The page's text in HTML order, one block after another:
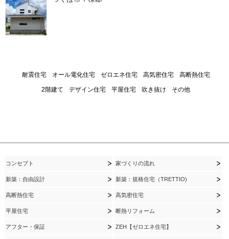
耐震住宅 オール電化住宅 ゼロエネ住宅 高気密住宅 高断熱住宅
2階建て デザイン住宅 平屋住宅 吹き抜け その他
コンセプト 家づくりの流れ
新築：自由設計 新築：規格住宅（TRETTIO)
高断熱住宅 高気密住宅
平屋住宅 断熱リフォーム
アフター・保証 ZEH【ゼロエネ住宅】